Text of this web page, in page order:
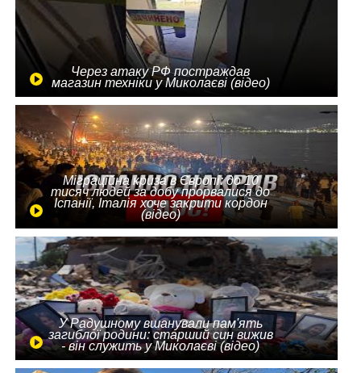
Через атаку РФ постраждав
магазин техніки у Миколаєві (відео)
Міграційна криза в Європі: до 10
тисяч людей за добу прорвалися до
Іспанії, Італія хоче закрити кордон
(відео)
У Радушному вшанували пам'ять
загиблої родини: старший син вижив
- він служить у Миколаєві (відео)